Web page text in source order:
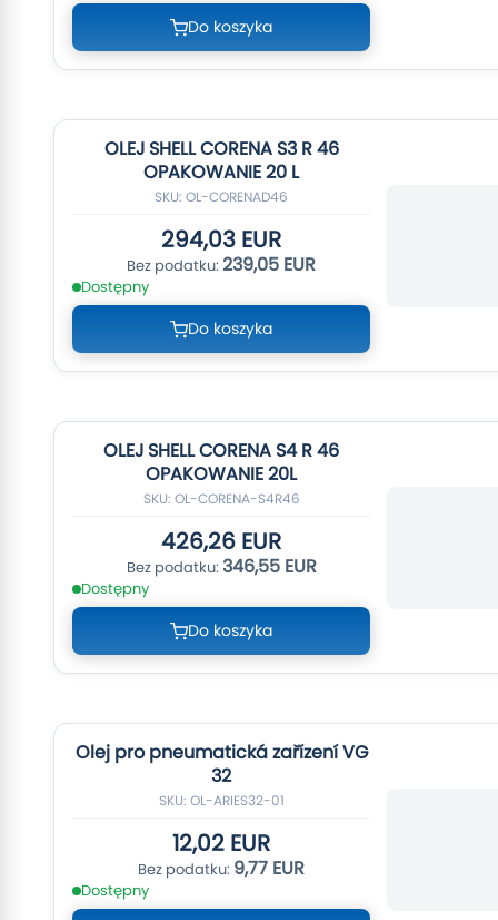
Do koszyka
OLEJ SHELL CORENA S3 R 46
OPAKOWANIE 20 L
SKU: OL-CORENAD46
294,03 EUR
239,05 EUR
Dostępny
Do koszyka
OLEJ SHELL CORENA S4 R 46
OPAKOWANIE 20L
SKU: OL-CORENA-S4R46
426,26 EUR
346,55 EUR
Dostępny
Do koszyka
Olej pro pneumatická zařízení VG
32
SKU: OL-ARIES32-01
12,02 EUR
9,77 EUR
Dostępny